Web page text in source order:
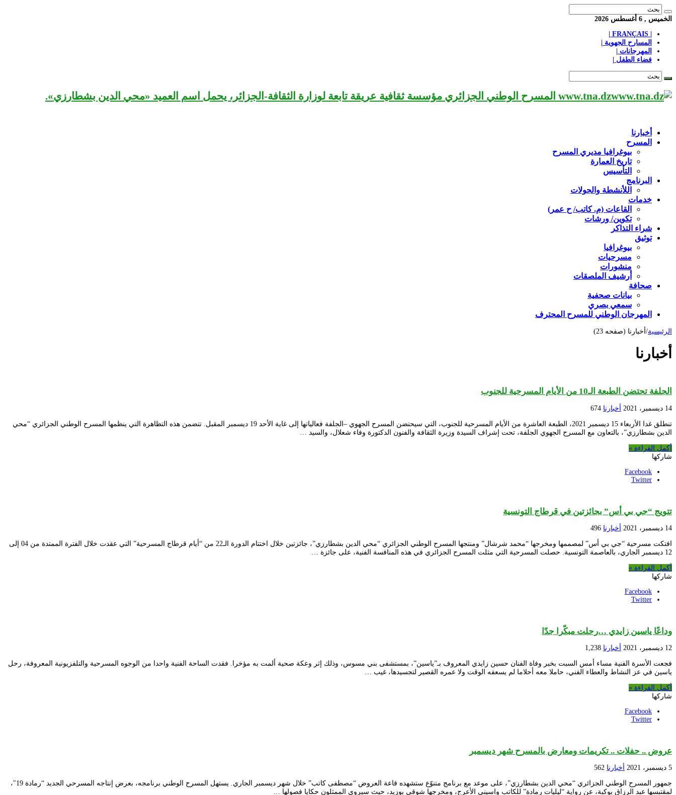
الخميس , 6 أغسطس 2026
المسارح الجهوية |
المهرجانات |
فضاء الطفل |
www.tna.dz المسرح الوطني الجزائري مؤسسة ثقافية عريقة تابعة لوزارة الثقافة-الجزائر، يحمل اسم العميد «محي الدين بشطارزي».
أخبارنا
المسرح
بيوغرافيا مديري المسرح
تاريخ العمارة
التأسيس
البرنامج
اللأنشطة والجولات
خدمات
القاعات (م. كاتب/ ح عمر)
تكوين/ ورشات
شراء التذاكر
توثيق
بيوغرافيا
مسرحيات
منشورات
أرشيف الملصقات
صحافة
بيانات صحفية
سمعي بصري
المهرجان الوطني للمسرح المحترف
الرئيسية/ أخبارنا (صفحه 23)
أخبارنا
الجلفة تحتضن الطبعة الـ10 من الأيام المسرحية للجنوب
14 ديسمبر، 2021 أخبارنا 674
تنطلق غدا الأربعاء 15 ديسمبر 2021، الطبعة العاشرة من الأيام المسرحية للجنوب، التي سيحتضن المسرح الجهوي –الجلفة فعالياتها إلى غاية الأحد 19 ديسمبر المقبل. تتضمن هذه التظاهرة التي ينظمها المسرح الوطني الجزائري “محي
الدين بشطارزي”، بالتعاون مع المسرح الجهوي الجلفة، تحت إشراف السيدة وزيرة الثقافة والفنون الدكتورة وفاء شعلال، والسيد …
أكمل القراءة »
شاركها
Facebook
Twitter
تتويج “جي بي أس” بجائزتين في قرطاج التونسية
14 ديسمبر، 2021 أخبارنا 496
افتكت مسرحية “جي بي أس” لمصممها ومخرجها “محمد شرشال” ومنتجها المسرح الوطني الجزائري “محي الدين بشطارزي”، جائزتين خلال اختتام الدورة الـ22 من “أيام قرطاج المسرحية” التي عقدت خلال الفترة الممتدة من 04 إلى
12 ديسمبر الجاري، بالعاصمة التونسية. حصلت المسرحية التي مثلت المسرح الجزائري في هذه المنافسة الفنية، على جائزة …
أكمل القراءة »
شاركها
Facebook
Twitter
وداعًا ياسين زايدي …رحلت مبكّرا جدّا
12 ديسمبر، 2021 أخبارنا 1,238
فجعت الأسرة الفنية مساء أمس السبت بخبر وفاة الفنان حسين زايدي المعروف بـ”ياسين”، بمستشفى بني مسوس، وذلك إثر وعكة صحية ألمت به مؤخرا. فقدت الساحة الفنية واحدا من الوجوه المسرحية والتلفزيونية المعروفة، رحل
ياسين في عز النشاط والعطاء الفني، حاملا معه أحلاما لم يسعفه الوقت ولا عمره القصير لتجسيدها، غيب …
أكمل القراءة »
شاركها
Facebook
Twitter
عروض .. حفلات .. تكريمات ومعارض بالمسرح شهر ديسمبر
5 ديسمبر، 2021 أخبارنا 562
جمهور المسرح الوطني الجزائري “محي الدين بشطارزي”، على موعد مع برنامج متنوّع ستشهده قاعة العروض “مصطفى كاتب” خلال شهر ديسمبر الجاري. يستهل المسرح الوطني برنامجه، بعرض إنتاجه المسرحي الجديد “رمادة 19″،
لمقتبسها عبد الرزاق بوكبة، عن رواية “ليليات رمادة” للكاتب واسيني الأعرج، ومخرجها شوقي بوزيد، حيث سيروي الممثلون حكايا فصولها …